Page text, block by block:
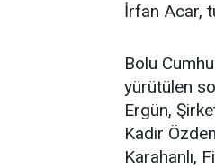
İrfan Acar,
Bolu
yürütülen
Ergün,
Kadir
Karahanlı,